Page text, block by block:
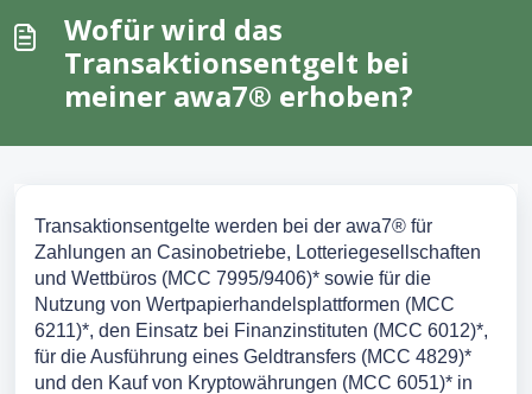
Wofür wird das
Transaktionsentgelt bei
meiner awa7® erhoben?
Transaktionsentgelte werden bei der awa7® für
Zahlungen an Casinobetriebe, Lotteriegesellschaften
und Wettbüros (MCC 7995/9406)* sowie für die
Nutzung von Wertpapierhandelsplattformen (MCC
6211)*, den Einsatz bei Finanzinstituten (MCC 6012)*,
für die Ausführung eines Geldtransfers (MCC 4829)*
und den Kauf von Kryptowährungen (MCC 6051)* in